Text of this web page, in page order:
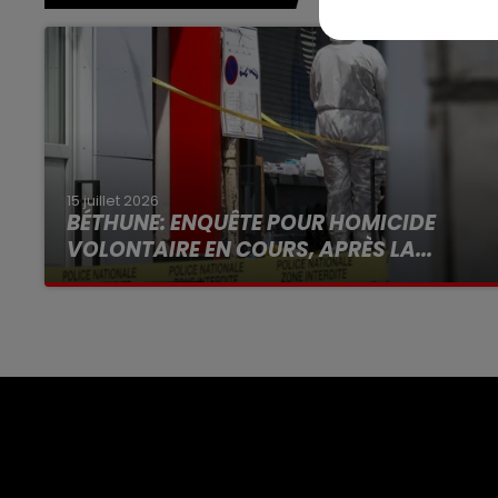
15 juillet 2026
BÉTHUNE: ENQUÊTE POUR HOMICIDE
VOLONTAIRE EN COURS, APRÈS LA...
Selon les premiers éléments, le logement